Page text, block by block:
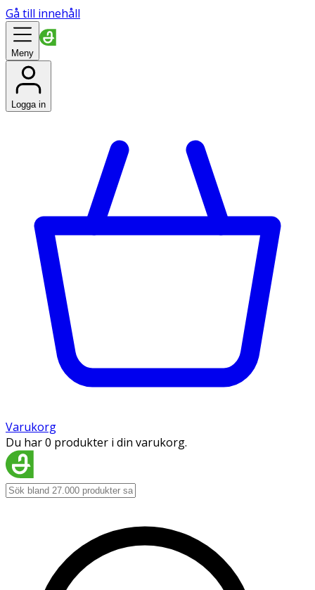
Gå till innehåll
Meny
Logga in
Varukorg
Du har 0 produkter i din varukorg.